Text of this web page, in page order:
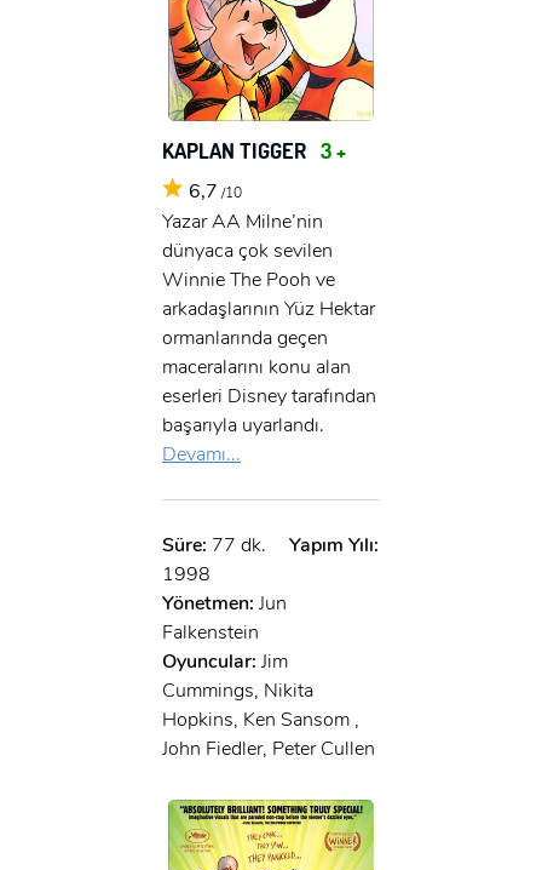
KAPLAN TIGGER 3 +
6,7 /10
Yazar AA Milne’nin
dünyaca çok sevilen
Winnie The Pooh ve
arkadaşlarının Yüz Hektar
ormanlarında geçen
maceralarını konu alan
eserleri Disney tarafından
başarıyla uyarlandı.
Devamı...
Süre: 77 dk.
Yapım Yılı:
1998
Yönetmen: Jun
Falkenstein
Oyuncular: Jim
Cummings, Nikita
Hopkins, Ken Sansom ,
John Fiedler, Peter Cullen